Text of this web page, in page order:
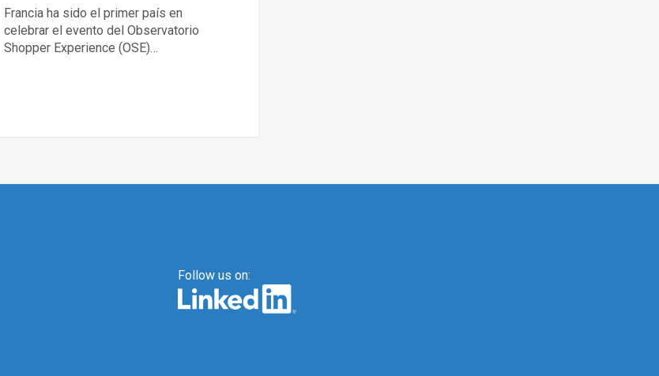
Francia ha sido el primer país en
celebrar el evento del Observatorio
Shopper Experience (OSE)…
Follow us on: